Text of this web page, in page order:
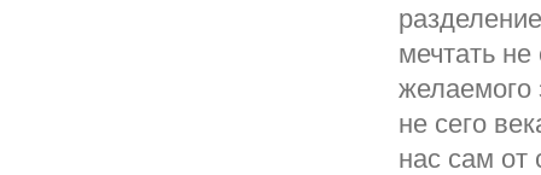
мечтать
желаемого
не сего
нас сам от